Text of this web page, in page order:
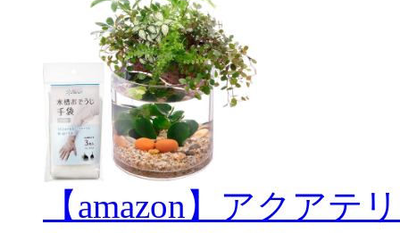
【amazon】アクアテ